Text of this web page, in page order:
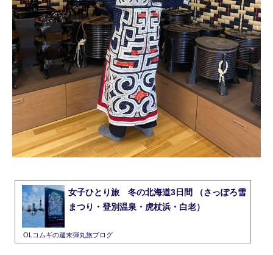
女子ひとり旅 冬の北海道3日間 （さっぽろ雪
まつり・登別温泉・虎杖浜・白老）
OLコムギの週末弾丸旅ブログ